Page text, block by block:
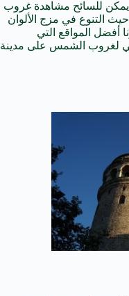
يمكن للسائح مشاهدة غروب
التنوع في مزج الألوان
أفضل المواقع التي
لغروب الشمس على مدينة